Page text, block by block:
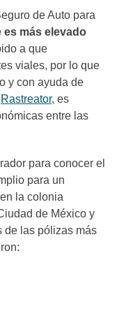
de Auto para
es más elevado
a que
viales, por lo que
y con ayuda de
Rastreator, es
entre las
para conocer el
para un
la colonia
de México y
de las pólizas más